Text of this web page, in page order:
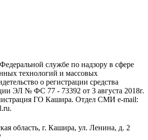
службе по надзору в сфере
технологий и массовых
о регистрации средства
ЭЛ № ФС 77 - 73392 от 3 августа 2018г.
ГО Кашира. Отдел СМИ e-mail:
область, г. Кашира, ул. Ленина, д. 2